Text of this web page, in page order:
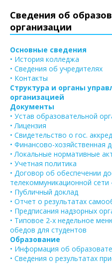
Сведения об
организации
Основные сведения
• История колледжа
• Сведения об учредителях
• Контакты
Структура и органы
организацией
Документы
• Устав образовательной
• Лицензия
• Свидетельство о гос.
• Финансово-хозяйственная
• Локальные нормативные
• Учетная политика
• Договор об обеспечении
телекоммуникационной сети
• Публичный доклад
• Отчет о результатах
• Предписания надзорных
• Типовое 2-х недельное
обедов для студентов
Образование
• Информация об
• Сведения о результатах